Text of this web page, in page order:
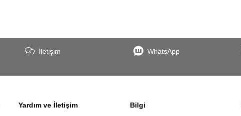
İletişim WhatsApp
Yardım ve İletişim
Bilgi